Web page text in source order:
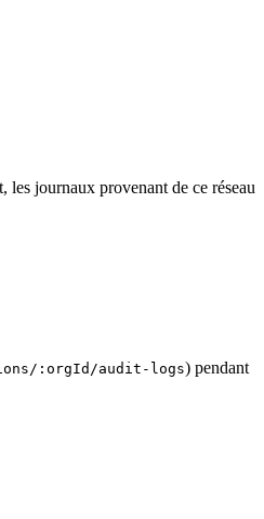
les journaux provenant de ce réseau
:orgId/audit-logs) pendant